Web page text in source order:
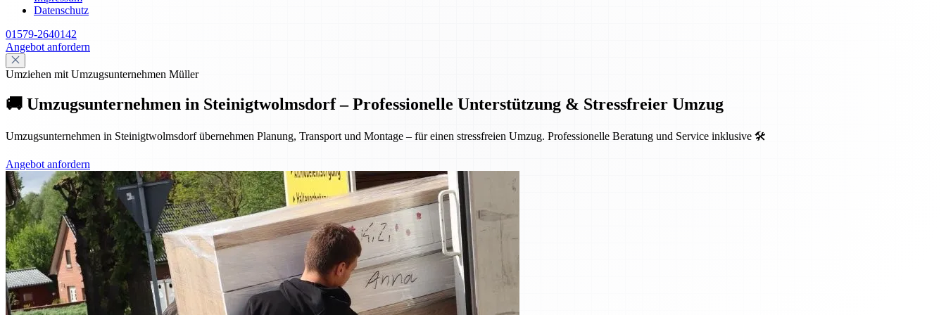
Datenschutz
01579-2640142
Angebot anfordern
Umziehen mit Umzugsunternehmen Müller
🚚 Umzugsunternehmen in Steinigtwolmsdorf – Professionelle Unterstützung & Stressfreier Umzug
Umzugsunternehmen in Steinigtwolmsdorf übernehmen Planung, Transport und Montage – für einen stressfreien Umzug. Professionelle Beratung und Service inklusive 🛠️
Angebot anfordern